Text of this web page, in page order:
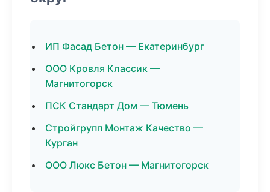
ИП Фасад Бетон — Екатеринбург
ООО Кровля Классик —
Магнитогорск
ПСК Стандарт Дом — Тюмень
Стройгрупп Монтаж Качество —
Курган
ООО Люкс Бетон — Магнитогорск